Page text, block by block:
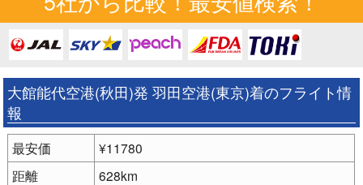
大館能代空港(秋田)発 羽田空港(東京)着のフライト情
報
最安価
¥11780
距離
628km